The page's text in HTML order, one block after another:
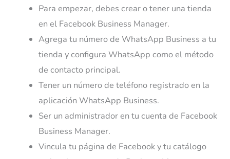
Para empezar, debes crear o tener una tienda
en el Facebook Business Manager.
Agrega tu número de WhatsApp Business a tu
tienda y configura WhatsApp como el método
de contacto principal.
Tener un número de teléfono registrado en la
aplicación WhatsApp Business.
Ser un administrador en tu cuenta de Facebook
Business Manager.
Vincula tu página de Facebook y tu catálogo